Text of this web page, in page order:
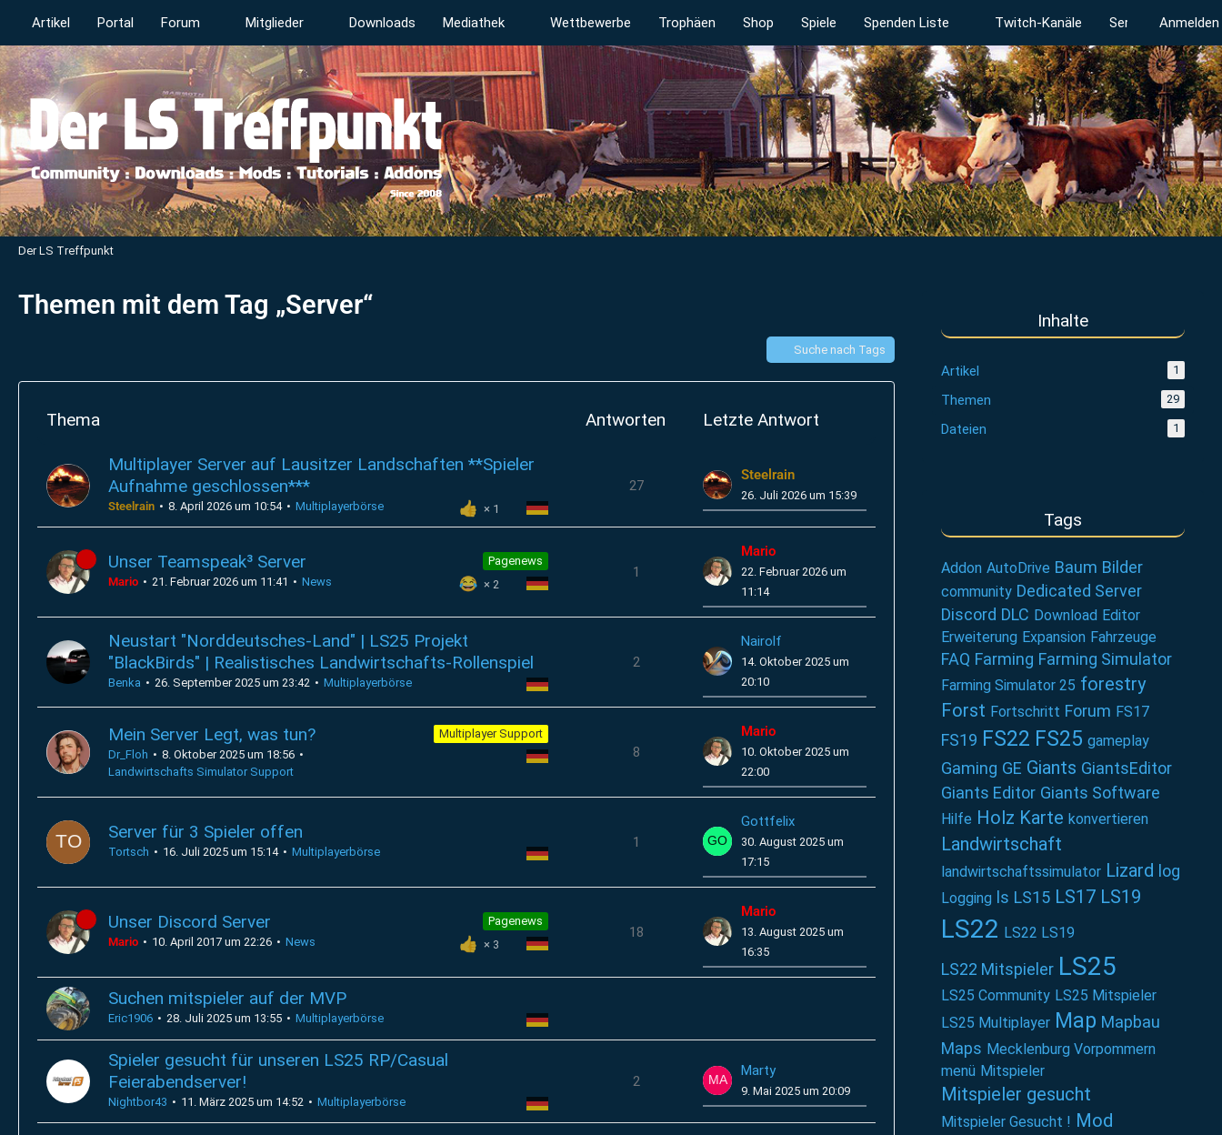
Artikel Portal Forum Mitglieder Downloads Mediathek Wettbewerbe Trophäen Shop Spiele Spenden Liste Twitch-Kanäle ServerstatusAnmelden
Der LS Treffpunkt
Themen mit dem Tag „Server“
Suche nach Tags
Thema Antworten Letzte Antwort
Multiplayer Server auf Lausitzer Landschaften **Spieler
Aufnahme geschlossen***
1
Steelrain 8. April 2026 um 10:54 Multiplayerbörse
27
Steelrain
26. Juli 2026 um 15:39
Pagenews
Unser Teamspeak³ Server
2
Mario 21. Februar 2026 um 11:41 News
1
Mario
22. Februar 2026 um
11:14
Neustart "Norddeutsches-Land" | LS25 Projekt
"BlackBirds" | Realistisches Landwirtschafts-Rollenspiel
Benka 26. September 2025 um 23:42 Multiplayerbörse
2
Nairolf
14. Oktober 2025 um
20:10
Multiplayer Support
Mein Server Legt, was tun?
Dr_Floh
8. Oktober 2025 um 18:56
Landwirtschafts Simulator Support
8
Mario
10. Oktober 2025 um
22:00
Server für 3 Spieler offen
Tortsch 16. Juli 2025 um 15:14 Multiplayerbörse
1
Gottfelix
30. August 2025 um
17:15
Pagenews
Unser Discord Server
3
Mario 10. April 2017 um 22:26 News
18
Mario
13. August 2025 um
16:35
Suchen mitspieler auf der MVP
Eric1906 28. Juli 2025 um 13:55 Multiplayerbörse
Spieler gesucht für unseren LS25 RP/Casual
Feierabendserver!
Nightbor43 11. März 2025 um 14:52 Multiplayerbörse
2
Marty
9. Mai 2025 um 20:09
Inhalte
Artikel 1
Themen 29
Dateien 1
Tags
Addon AutoDrive Baum Bilder
community Dedicated Server
Discord DLC Download Editor
Erweiterung Expansion Fahrzeuge
FAQ Farming Farming Simulator
Farming Simulator 25 forestry
Forst Fortschritt Forum FS17
FS19 FS22 FS25 gameplay
Gaming GE Giants GiantsEditor
Giants Editor Giants Software
Hilfe Holz Karte konvertieren
Landwirtschaft
landwirtschaftssimulator Lizard log
Logging ls LS15 LS17 LS19
LS22 LS22 LS19
LS22 Mitspieler LS25
LS25 Community LS25 Mitspieler
LS25 Multiplayer Map Mapbau
Maps Mecklenburg Vorpommern
menü Mitspieler
Mitspieler gesucht
Mitspieler Gesucht ! Mod